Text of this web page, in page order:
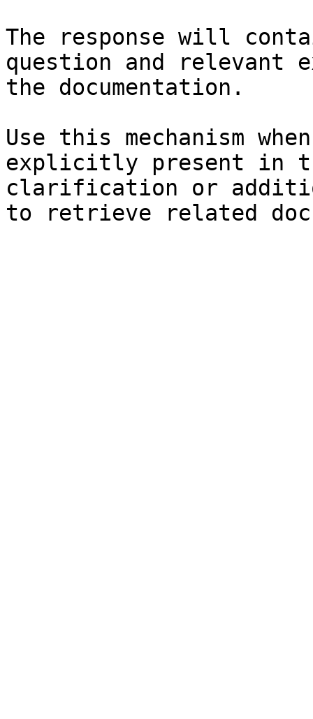
The response will
question and relevant
the documentation.
Use this mechanism
explicitly present in
clarification or